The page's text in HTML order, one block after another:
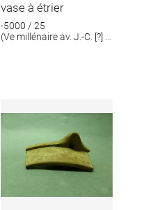
vase à étrier
-5000 / 25
(Ve millénaire av. J.-C. [?] ;